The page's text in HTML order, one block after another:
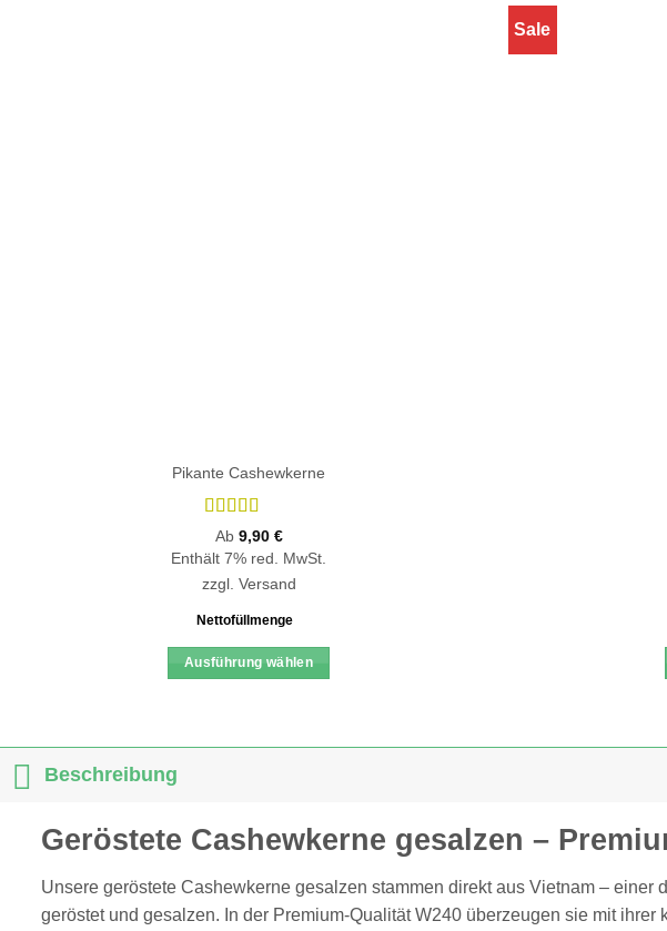
Pikante Cashewkerne
Bewertet
mit5von 5
Ab 9,90 €
Enthält 7% red. MwSt.
zzgl. Versand
Nettofüllmenge
Ausführung wählen
Die
können
auf
Sale
Beschreibung
Geröstete Cashewkerne gesalzen –
Unsere geröstete Cashewkerne gesalzen stammen direkt aus Vietnam –
geröstet und gesalzen. In der Premium-Qualität W240 überzeugen sie mit